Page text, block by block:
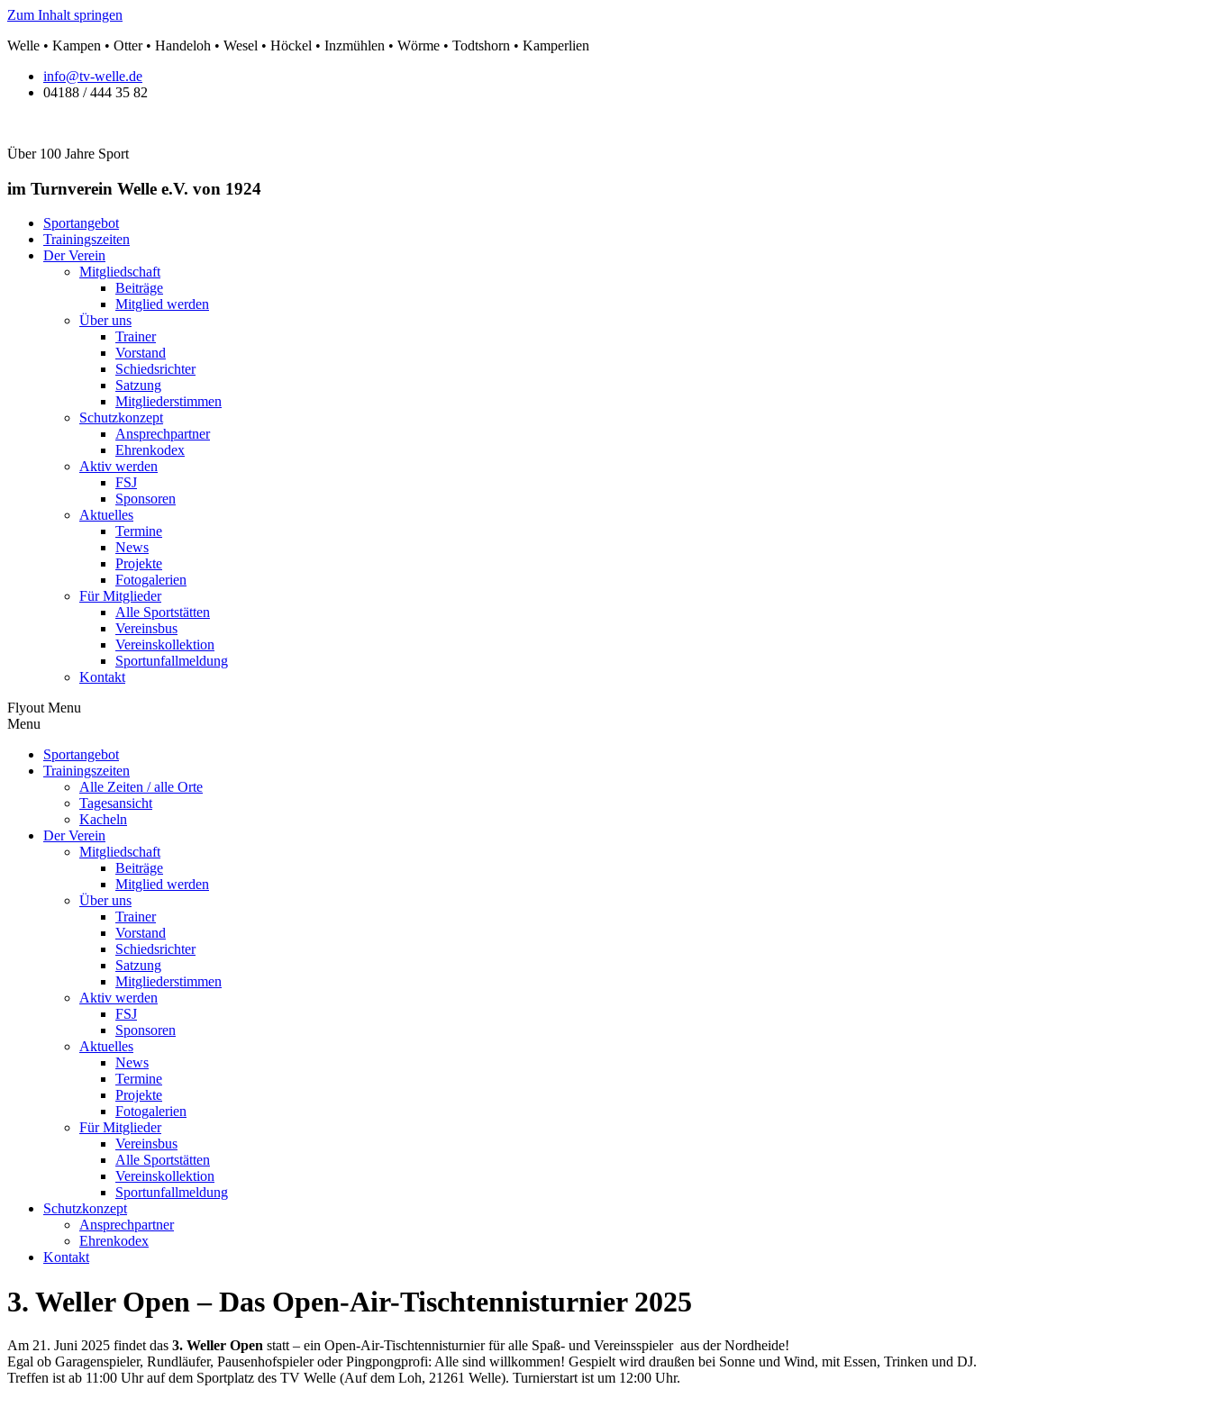
Zum Inhalt springen
Welle • Kampen • Otter • Handeloh • Wesel • Höckel • Inzmühlen • Wörme • Todtshorn • Kamperlien
info@tv-welle.de
04188 / 444 35 82
Über 100 Jahre Sport
im Turnverein Welle e.V. von 1924
Sportangebot
Trainingszeiten
Der Verein
Mitgliedschaft
Beiträge
Mitglied werden
Über uns
Trainer
Vorstand
Schiedsrichter
Satzung
Mitgliederstimmen
Schutzkonzept
Ansprechpartner
Ehrenkodex
Aktiv werden
FSJ
Sponsoren
Aktuelles
Termine
News
Projekte
Fotogalerien
Für Mitglieder
Alle Sportstätten
Vereinsbus
Vereinskollektion
Sportunfallmeldung
Kontakt
Flyout Menu
Menu
Sportangebot
Trainingszeiten
Alle Zeiten / alle Orte
Tagesansicht
Kacheln
Der Verein
Mitgliedschaft
Beiträge
Mitglied werden
Über uns
Trainer
Vorstand
Schiedsrichter
Satzung
Mitgliederstimmen
Aktiv werden
FSJ
Sponsoren
Aktuelles
News
Termine
Projekte
Fotogalerien
Für Mitglieder
Vereinsbus
Alle Sportstätten
Vereinskollektion
Sportunfallmeldung
Schutzkonzept
Ansprechpartner
Ehrenkodex
Kontakt
3. Weller Open – Das Open-Air-Tischtennisturnier 2025
Am 21. Juni 2025 findet das 3. Weller Open statt – ein Open-Air-Tischtennisturnier für alle Spaß- und Vereinsspieler aus der Nordheide!
Egal ob Garagenspieler, Rundläufer, Pausenhofspieler oder Pingpongprofi: Alle sind willkommen! Gespielt wird draußen bei Sonne und Wind, mit Essen, Trinken und DJ.
Treffen ist ab 11:00 Uhr auf dem Sportplatz des TV Welle (Auf dem Loh, 21261 Welle). Turnierstart ist um 12:00 Uhr.